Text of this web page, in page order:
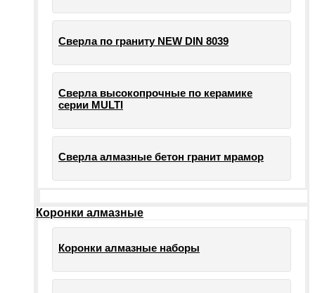
Сверла по граниту NEW DIN 8039
Сверла высокопрочные по керамике
серии MULTI
Сверла алмазные бетон гранит мрамор
Коронки алмазные
Коронки алмазные наборы